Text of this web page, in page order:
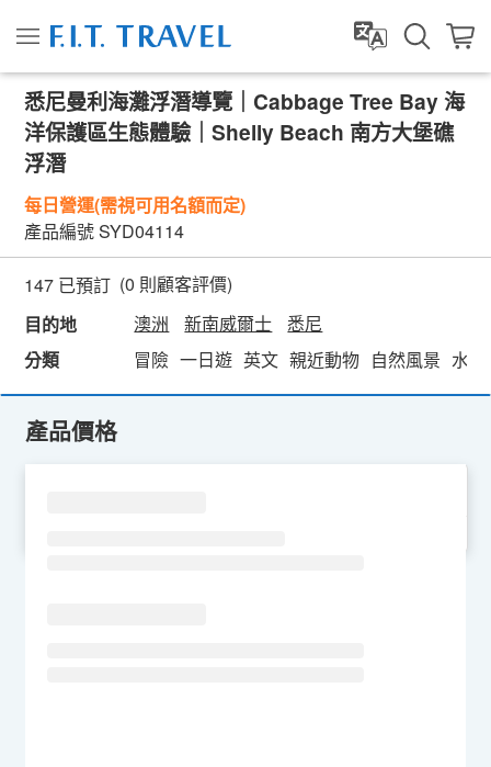
悉尼曼利海灘浮潛導覽｜Cabbage Tree Bay 海
洋保護區生態體驗｜Shelly Beach 南方大堡礁
浮潛
每日營運(需視可用名額而定)
產品編號SYD04114
147 已預訂 (0 則顧客評價)
目的地
澳洲 新南威爾士
悉尼
分類
冒險 一日遊 英文 親近動物 自然風景 水
產品價格